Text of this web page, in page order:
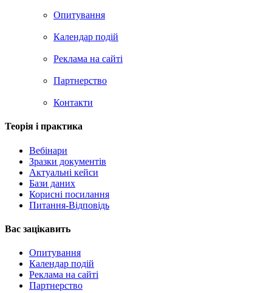
Опитування
Календар подій
Реклама на сайтi
Партнерство
Контакти
Теорія i практика
Вебінари
Зразки документів
Актуальні кейси
Бази даних
Корисні посилання
Питання-Відповідь
Вас зацiкавить
Опитування
Календар подій
Реклама на сайтi
Партнерство